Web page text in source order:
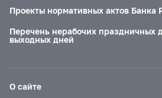
Проекты нормативных актов Банка
Перечень нерабочих праздничных
выходных дней
О сайте